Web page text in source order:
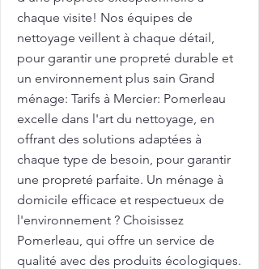
chaque visite! Nos équipes de
nettoyage veillent à chaque détail,
pour garantir une propreté durable et
un environnement plus sain Grand
ménage: Tarifs à Mercier: Pomerleau
excelle dans l'art du nettoyage, en
offrant des solutions adaptées à
chaque type de besoin, pour garantir
une propreté parfaite. Un ménage à
domicile efficace et respectueux de
l'environnement ? Choisissez
Pomerleau, qui offre un service de
qualité avec des produits écologiques.